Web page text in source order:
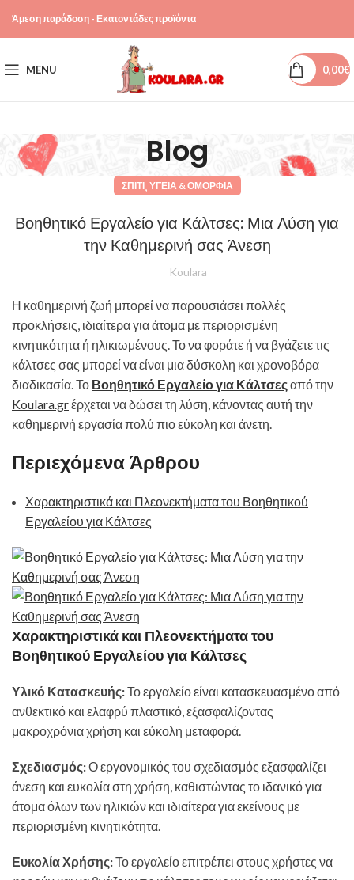
Άμεση παράδοση - Εκατοντάδες προϊόντα
MENU 0,00€
Blog
ΣΠΊΤΙ, ΥΓΕΊΑ & ΟΜΟΡΦΙΆ
Βοηθητικό Εργαλείο για Κάλτσες: Μια Λύση για
την Καθημερινή σας Άνεση
Koulara
Η καθημερινή ζωή μπορεί να παρουσιάσει πολλές
προκλήσεις, ιδιαίτερα για άτομα με περιορισμένη
κινητικότητα ή ηλικιωμένους. Το να φοράτε ή να βγάζετε τις
κάλτσες σας μπορεί να είναι μια δύσκολη και χρονοβόρα
διαδικασία. Το Βοηθητικό Εργαλείο για Κάλτσεςαπό την
Koulara.grέρχεται να δώσει τη λύση, κάνοντας αυτή την
καθημερινή εργασία πολύ πιο εύκολη και άνετη.
Περιεχόμενα Άρθρου
Χαρακτηριστικά και Πλεονεκτήματα του Βοηθητικού
Εργαλείου για Κάλτσες
Χαρακτηριστικά και Πλεονεκτήματα του
Βοηθητικού Εργαλείου για Κάλτσες
Υλικό Κατασκευής:Το εργαλείο είναι κατασκευασμένο από
ανθεκτικό και ελαφρύ πλαστικό, εξασφαλίζοντας
μακροχρόνια χρήση και εύκολη μεταφορά.
Σχεδιασμός:Ο εργονομικός του σχεδιασμός εξασφαλίζει
άνεση και ευκολία στη χρήση, καθιστώντας το ιδανικό για
άτομα όλων των ηλικιών και ιδιαίτερα για εκείνους με
περιορισμένη κινητικότητα.
Ευκολία Χρήσης:Το εργαλείο επιτρέπει στους χρήστες να